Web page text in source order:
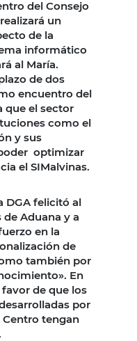
del Consejo
un
de la
informático
al María.
de dos
encuentro del
que el sector
como el
y sus
optimizar
el SIMalvinas.
DGA felicitó al
Aduana y a
en la
de
también por
En
de que los
por
tengan